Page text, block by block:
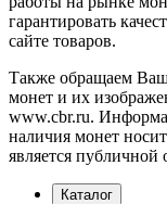
гарантировать
сайте товаров.
Также обращаем
монет и их
www.cbr.ru.
наличия монет
является публичной
Каталог